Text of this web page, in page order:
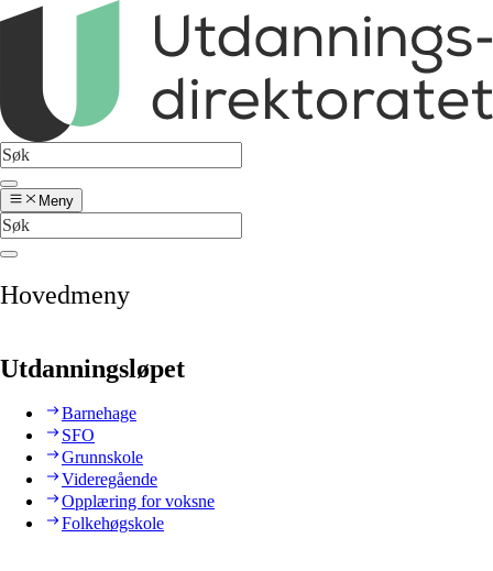
Meny
Hovedmeny
Utdanningsløpet
Barnehage
SFO
Grunnskole
Videregående
Opplæring for voksne
Folkehøgskole